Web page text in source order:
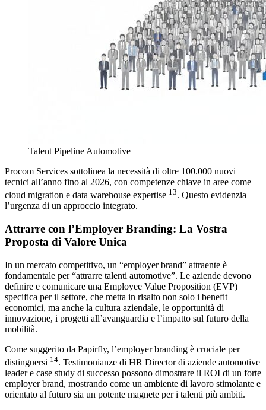
Talent Pipeline Automotive
Procom Services sottolinea la necessità di oltre 100.000 nuovi
tecnici all’anno fino al 2026, con competenze chiave in aree come
cloud migration e data warehouse expertise 13. Questo evidenzia
l’urgenza di un approccio integrato.
Attrarre con l’Employer Branding: La Vostra
Proposta di Valore Unica
In un mercato competitivo, un “employer brand” attraente è
fondamentale per “attrarre talenti automotive”. Le aziende devono
definire e comunicare una Employee Value Proposition (EVP)
specifica per il settore, che metta in risalto non solo i benefit
economici, ma anche la cultura aziendale, le opportunità di
innovazione, i progetti all’avanguardia e l’impatto sul futuro della
mobilità.
Come suggerito da Papirfly, l’employer branding è cruciale per
distinguersi 14. Testimonianze di HR Director di aziende automotive
leader e case study di successo possono dimostrare il ROI di un forte
employer brand, mostrando come un ambiente di lavoro stimolante e
orientato al futuro sia un potente magnete per i talenti più ambiti.